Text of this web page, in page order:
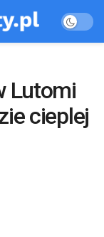
Lutomi
cieplej